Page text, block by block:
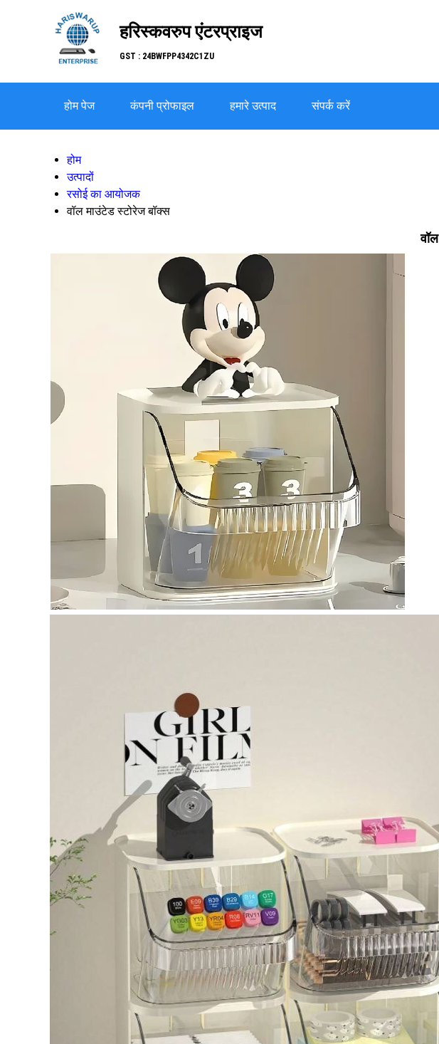
हरिस्कवरुप एंटरप्राइज
GST : 24BWFPP4342C1ZU
होम पेज कंपनी प्रोफाइल हमारे उत्पाद संपर्क करें
होम
उत्पादों
रसोई का आयोजक
वॉल माउंटेड स्टोरेज बॉक्स